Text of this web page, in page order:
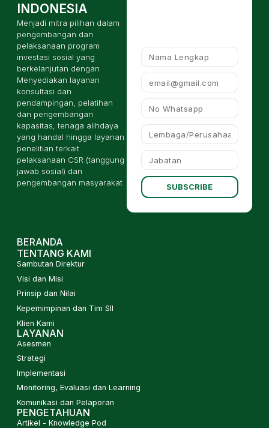
INDONESIA
Menjadi mitra pilihan dalam
pengembangan dan
pelaksanaan program
investasi sosial yang
berkelanjutan dengan
Menyediakan layanan
konsultasi dan
pendampingan, pelatihan
dan pengembangan
kapasitas, tenaga alihdaya
yang handal hingga layanan
penelitian terkait
pelaksanaan CSR (tanggung
jawab sosial) dan
pengembangan masyarakat
SUBSCRIBE
BERANDA
TENTANG KAMI
Sambutan Direktur
Visi dan Misi
Prinsip dan Nilai
Kepemimpinan dan Tim SII
Klien Kami
LAYANAN
Asesmen
Strategi
Implementasi
Monitoring, Evaluasi dan Learning
Komunikasi dan Pelaporan
PENGETAHUAN
Artikel - Knowledge Pod